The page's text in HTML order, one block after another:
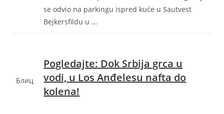
se odvio na parkingu ispred kuće u Sautvest
Bejkersfildu u …
Блиц
Pogledajte: Dok Srbija grca u
vodi, u Los Anđelesu nafta do
kolena!